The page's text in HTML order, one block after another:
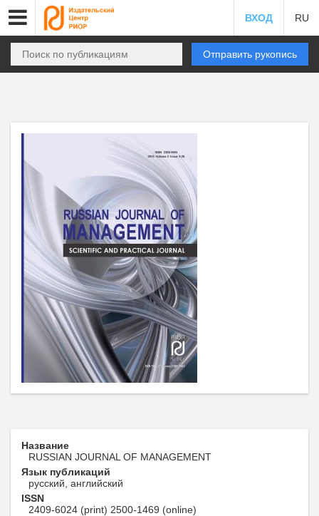
ВХОД RU
Отправить рукопись
Название
RUSSIAN JOURNAL OF MANAGEMENT
Язык публикаций
русский, английский
ISSN
2409-6024 (print) 2500-1469 (online)